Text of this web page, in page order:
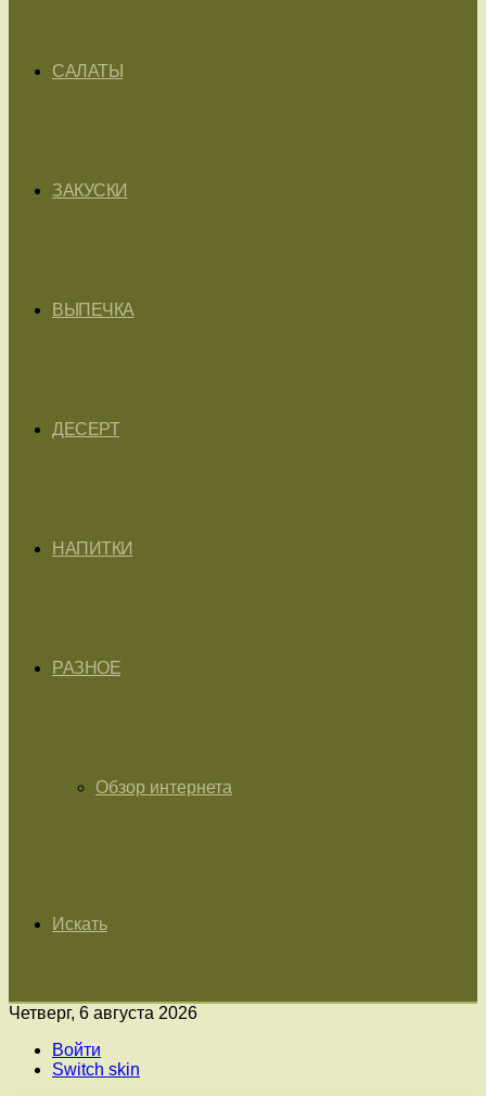
САЛАТЫ
ЗАКУСКИ
ВЫПЕЧКА
ДЕСЕРТ
НАПИТКИ
РАЗНОЕ
Обзор интернета
Искать
Четверг, 6 августа 2026
Войти
Switch skin